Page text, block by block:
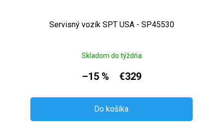
Servisný vozík SPT USA - SP45530
Skladom do týždňa
–15 % €329
Do košíka